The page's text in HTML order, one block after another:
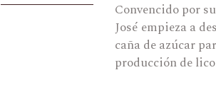
Convencido por
José empieza a
caña de azúcar
producción de